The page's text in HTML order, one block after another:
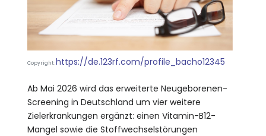
Copyright:https://de.123rf.com/profile_bacho12345
Ab Mai 2026 wird das erweiterte Neugeborenen-
Screening in Deutschland um vier weitere
Zielerkrankungen ergänzt: einen Vitamin-B12-
Mangel sowie die Stoffwechselstörungen